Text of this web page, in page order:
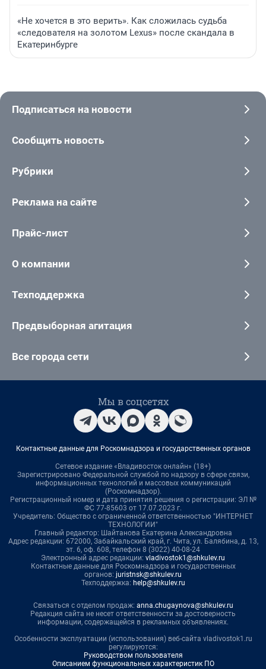
«Не хочется в это верить». Как сложилась судьба
«следователя на золотом Lexus» после скандала в
Екатеринбурге
Подписаться на новости
Сообщить новость
Рубрики
Реклама на сайте
Прайс-лист
О компании
Техподдержка
Предвыборная агитация
Все города сети
Мы в соцсетях
Контактные данные для Роскомнадзора и государственных органов
Сетевое издание «Владивосток онлайн» (18+)
Зарегистрировано Федеральной службой по надзору в сфере связи,
информационных технологий и массовых коммуникаций
(Роскомнадзор).
Регистрационный номер и дата принятия решения о регистрации: ЭЛ №
ФС 77-85603 от 17.07.2023 г.
Учредитель: Общество с ограниченной ответственностью "ИНТЕРНЕТ
ТЕХНОЛОГИИ"
Главный редактор: Шайтанова Екатерина Александровна
Адрес редакции: 672000, Забайкальский край, г. Чита, ул. Балябина, д. 13,
эт. 6, оф. 608, телефон 8 (3022) 40-08-24
Электронный адрес редакции: vladivostok1@shkulev.ru
Контактные данные для Роскомнадзора и государственных
органов: juristnsk@shkulev.ru
Техподдержка: help@shkulev.ru
Связаться с отделом продаж: anna.chugaynova@shkulev.ru
Редакция сайта не несет ответственности за достоверность
информации, содержащейся в рекламных объявлениях.
Особенности эксплуатации (использования) веб-сайта vladivostok1.ru
регулируются:
Руководством пользователя
Описанием функциональных характеристик ПО